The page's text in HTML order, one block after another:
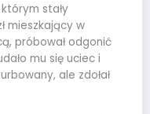
stały
mieszkający w
próbował odgonić
mu się uciec i
ale zdołał